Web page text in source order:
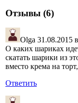
Отзывы (6)
Olga 31.08.2015
О каких шариках
скатать шарики из
вместо крема на
Ответить